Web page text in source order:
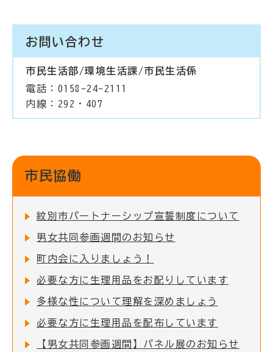
お問い合わせ
市民生活部/環境生活課/市民生活係
電話：0158-24-2111
内線：292・407
市民協働
紋別市パートナーシップ宣誓制度について
男女共同参画週間のお知らせ
町内会に入りましょう！
必要な方に生理用品をお配りしています
多様な性について理解を深めましょう
必要な方に生理用品を配布しています
【男女共同参画週間】パネル展のお知らせ